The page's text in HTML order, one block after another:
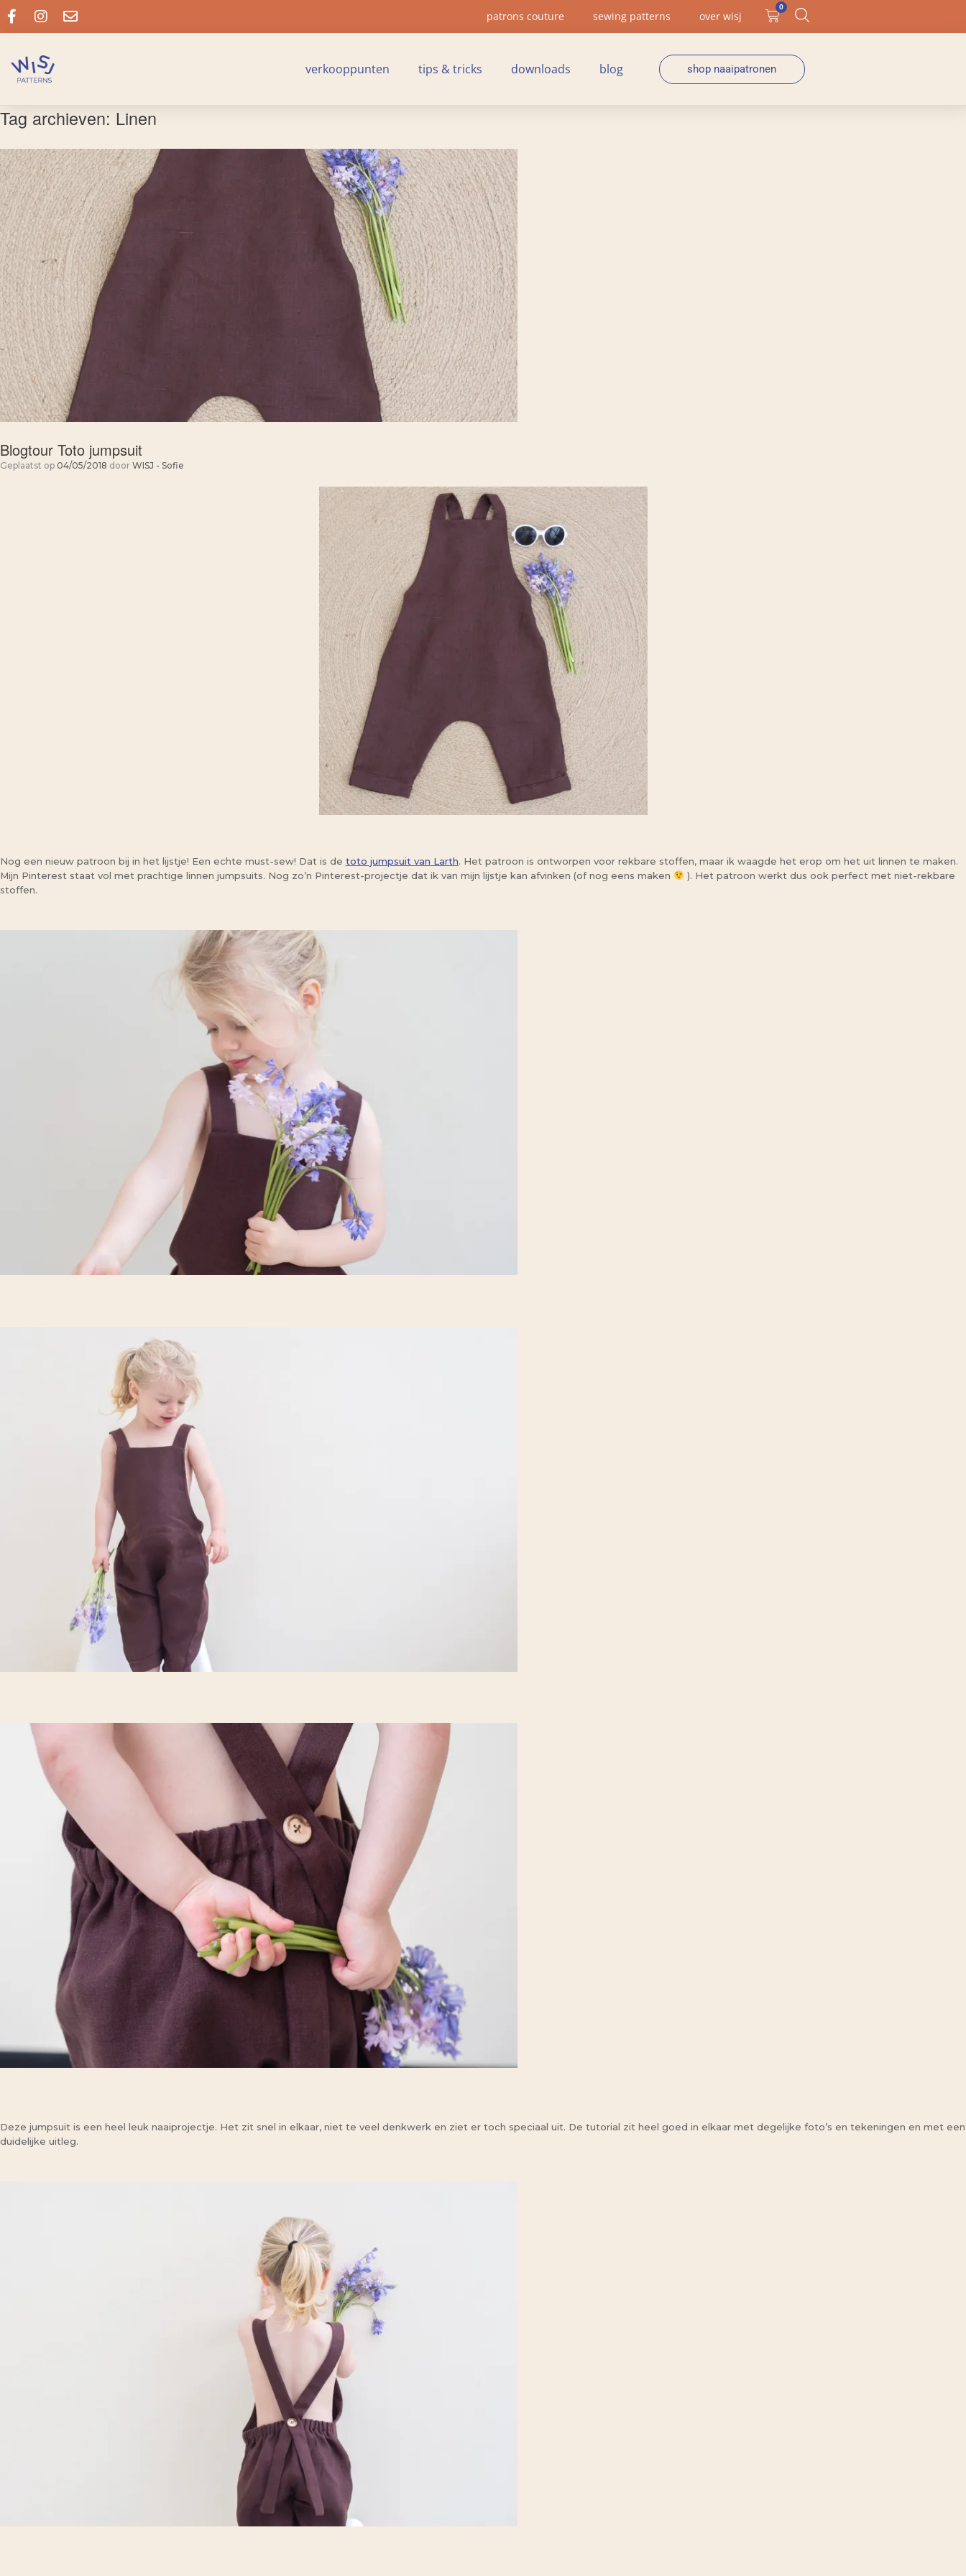
patrons couture sewing patterns over wisj
0
verkooppunten tips & tricks downloads blog shop naaipatronen
Tag archieven: Linen
Blogtour Toto jumpsuit
Geplaatst op 04/05/2018 door WISJ - Sofie
Nog een nieuw patroon bij in het lijstje! Een echte must-sew! Dat is de toto jumpsuit van Larth. Het patroon is ontworpen voor rekbare stoffen, maar ik waagde het erop om het uit linnen te maken.
Mijn Pinterest staat vol met prachtige linnen jumpsuits. Nog zo’n Pinterest-projectje dat ik van mijn lijstje kan afvinken (of nog eens maken
). Het patroon werkt dus ook perfect met niet-rekbare
stoffen.
Deze jumpsuit is een heel leuk naaiprojectje. Het zit snel in elkaar, niet te veel denkwerk en ziet er toch speciaal uit. De tutorial zit heel goed in elkaar met degelijke foto’s en tekeningen en met een
duidelijke uitleg.